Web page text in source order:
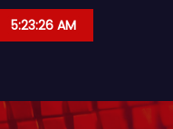
5:23:27 AM